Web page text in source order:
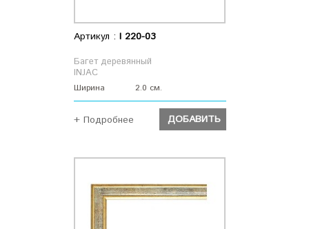
Артикул : I 220-03
Багет деревянный
INJAC
Ширина 2.0 см.
+ Подробнее ДОБАВИТЬ